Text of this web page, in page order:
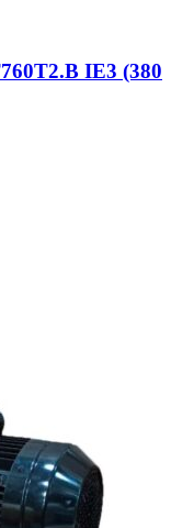
IE3 (380